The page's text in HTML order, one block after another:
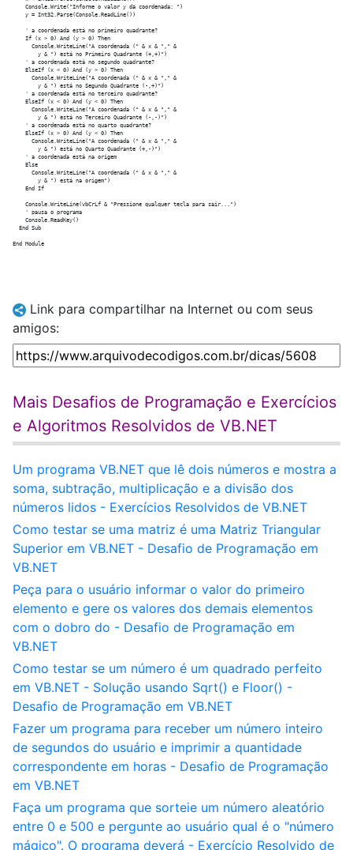
    Console.Write("Informe o valor y da coordenada: ")
    y = Int32.Parse(Console.ReadLine())
    ' a coordenada está no primeiro quadrante?
    If (x > 0) And (y > 0) Then
      Console.WriteLine("A coordenada (" & x & "," &
        y & ") está no Primeiro Quadrante (+,+)")
    ' a coordenada está no segundo quadrante?
    ElseIf (x < 0) And (y > 0) Then
      Console.WriteLine("A coordenada (" & x & "," &
        y & ") está no Segundo Quadrante (-,+)")
    ' a coordenada está no terceiro quadrante?
    ElseIf (x < 0) And (y < 0) Then
      Console.WriteLine("A coordenada (" & x & "," &
        y & ") está no Terceiro Quadrante (-,-)")
    ' a coordenada está no quarto quadrante?
    ElseIf (x > 0) And (y < 0) Then
      Console.WriteLine("A coordenada (" & x & "," &
        y & ") está no Quarto Quadrante (+,-)")
    ' a coordenada está na origem
    Else
      Console.WriteLine("A coordenada (" & x & "," &
        y & ") está na origem")
    End If
    Console.WriteLine(vbCrLf & "Pressione qualquer tecla para sair...")
    ' pausa o programa
    Console.ReadKey()
  End Sub
Link para compartilhar na Internet ou com seus
amigos:
Mais Desafios de Programação e Exercícios
e Algoritmos Resolvidos de VB.NET
Um programa VB.NET que lê dois números e mostra a
soma, subtração, multiplicação e a divisão dos
números lidos - Exercícios Resolvidos de VB.NET
Como testar se uma matriz é uma Matriz Triangular
Superior em VB.NET - Desafio de Programação em
VB.NET
Peça para o usuário informar o valor do primeiro
elemento e gere os valores dos demais elementos
com o dobro do - Desafio de Programação em
VB.NET
Como testar se um número é um quadrado perfeito
em VB.NET - Solução usando Sqrt() e Floor() -
Desafio de Programação em VB.NET
Fazer um programa para receber um número inteiro
de segundos do usuário e imprimir a quantidade
correspondente em horas - Desafio de Programação
em VB.NET
Faça um programa que sorteie um número aleatório
entre 0 e 500 e pergunte ao usuário qual é o "número
mágico". O programa deverá - Exercício Resolvido de